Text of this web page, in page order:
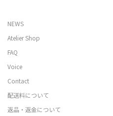
NEWS
Atelier Shop
FAQ
Voice
Contact
配送料について
返品・返金について